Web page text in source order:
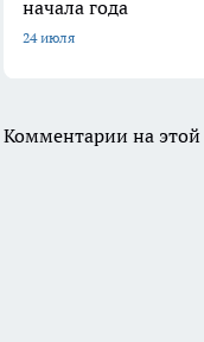
начала года
24 июля
Комментарии на